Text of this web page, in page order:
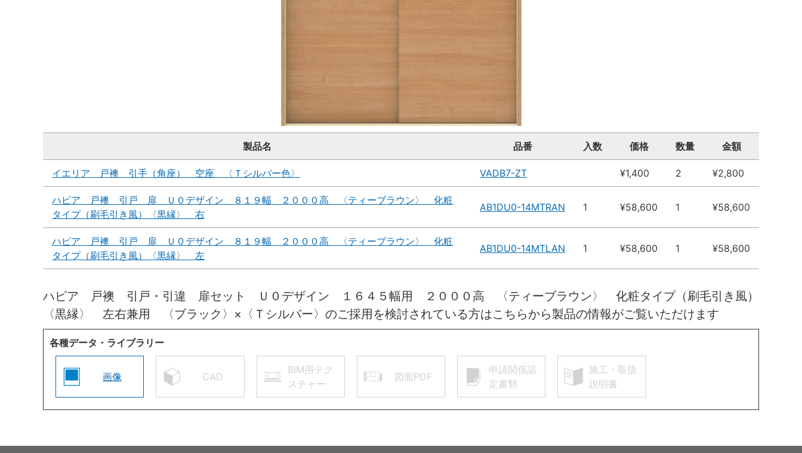
製品名 品番 入数 価格 数量 金額
イエリア 戸襖 引手（角座） 空座 〈Ｔシルバー色〉 VADB7-ZT ¥1,400 2 ¥2,800
ハピア 戸襖 引戸 扉 Ｕ０デザイン ８１９幅 ２０００高 〈ティーブラウン〉 化粧
タイプ（刷毛引き風）〈黒縁〉 右
AB1DU0-14MTRAN 1 ¥58,600 1 ¥58,600
ハピア 戸襖 引戸 扉 Ｕ０デザイン ８１９幅 ２０００高 〈ティーブラウン〉 化粧
タイプ（刷毛引き風）〈黒縁〉 左
AB1DU0-14MTLAN 1 ¥58,600 1 ¥58,600
ハピア 戸襖 引戸・引違 扉セット Ｕ０デザイン １６４５幅用 ２０００高 〈ティーブラウン〉 化粧タイプ（刷毛引き風）
〈黒縁〉 左右兼用 〈ブラック〉×〈Ｔシルバー〉のご採用を検討されている方はこちらから製品の情報がご覧いただけます
各種データ・ライブラリー
画像 CAD
BIM用テク
スチャー
図面PDF
申請関係認
定書類
施工・取扱
説明書